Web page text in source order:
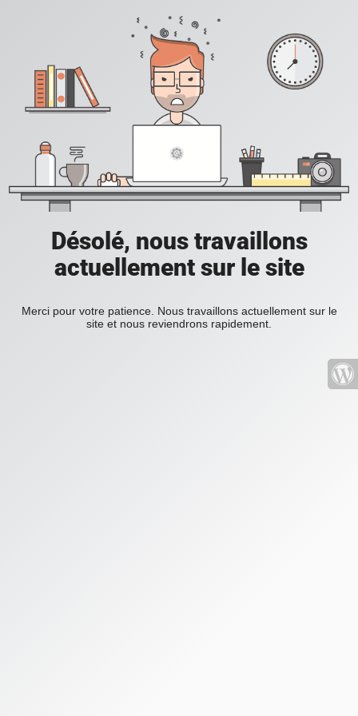
Désolé, nous travaillons
actuellement sur le site
Merci pour votre patience. Nous travaillons actuellement sur le
site et nous reviendrons rapidement.